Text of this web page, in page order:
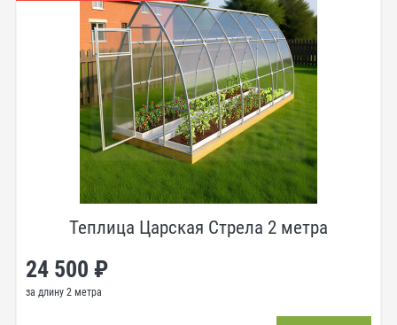
Теплица Царская Стрела 2 метра
24 500 ₽
за длину 2 метра